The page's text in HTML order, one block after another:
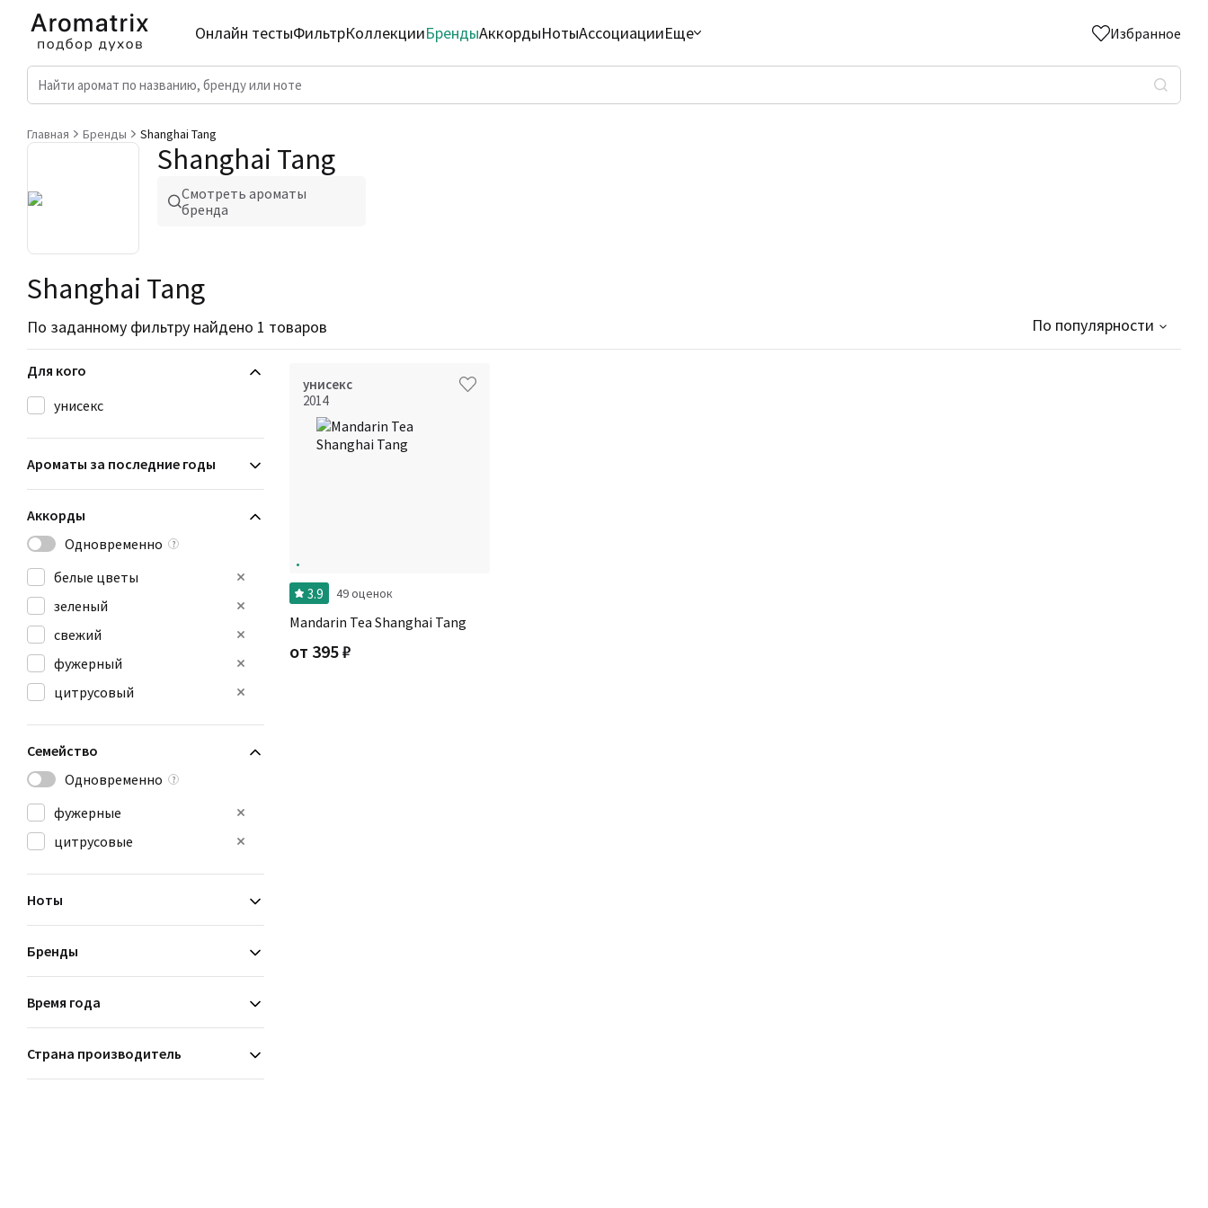
Онлайн тестыФильтрКоллекцииБрендыАккордыНотыАссоциацииЕще Избранное
Главная Бренды Shanghai Tang
Shanghai Tang
Смотреть ароматы
бренда
Shanghai Tang
По заданному фильтру найдено 1 товаров По популярности
Для кого
унисекс
Ароматы за последние годы
Аккорды
Одновременно
?
белые цветы
зеленый
свежий
фужерный
цитрусовый
Семейство
Одновременно
?
фужерные
цитрусовые
Ноты
Бренды
Время года
Страна производитель
унисекс
2014
3.9 49 оценок
Mandarin Tea Shanghai Tang
от 395₽